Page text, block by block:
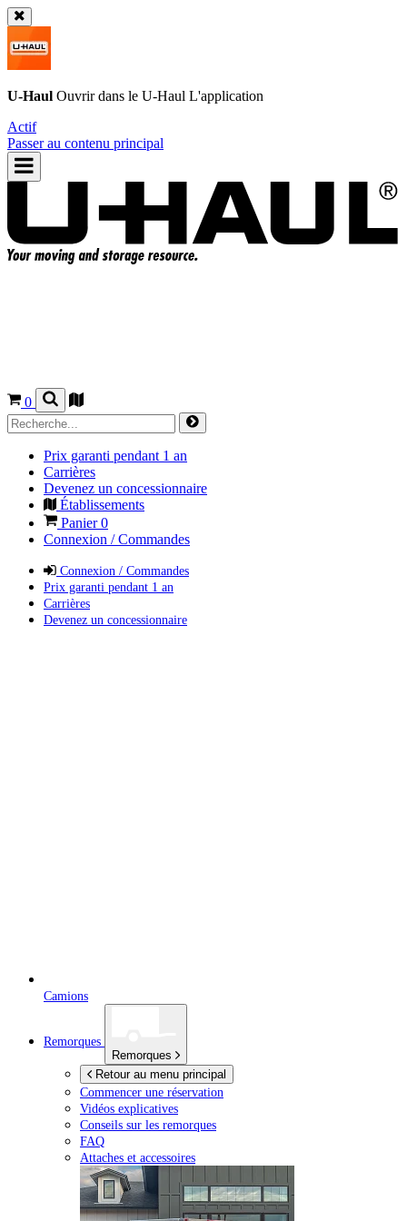
U-Haul Ouvrir dans le U-Haul L'application
Actif
Passer au contenu principal
0
Prix garanti pendant 1 an
Carrières
Devenez un concessionnaire
Établissements
Panier0
Connexion / Commandes
Connexion / Commandes
Prix garanti pendant 1 an
Carrières
Devenez un concessionnaire
Camions
Remorques
Remorques
Retour au menu principal
Commencer une réservation
Vidéos explicatives
Conseils sur les remorques
FAQ
Attaches et accessoires